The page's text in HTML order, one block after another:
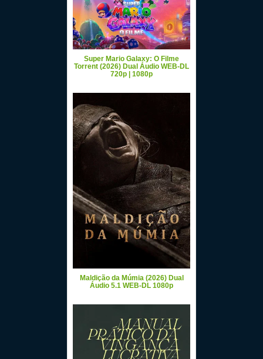
Super Mario Galaxy: O Filme
Torrent (2026) Dual Áudio WEB-DL
720p | 1080p
Maldição da Múmia (2026) Dual
Áudio 5.1 WEB-DL 1080p